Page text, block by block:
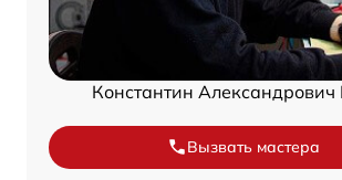
Константин
Вызвать мастера